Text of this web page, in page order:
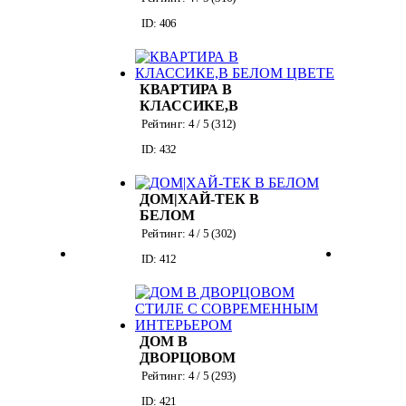
ID: 406
КВАРТИРА В
КЛАССИКЕ,В
БЕЛОМ ЦВЕТЕ
Рейтинг: 4/ 5 (312)
ID: 432
ДОМ|ХАЙ-ТЕК В
БЕЛОМ
Рейтинг: 4/ 5 (302)
ID: 412
ДОМ В
ДВОРЦОВОМ
СТИЛЕ С
Рейтинг: 4/ 5 (293)
ID: 421